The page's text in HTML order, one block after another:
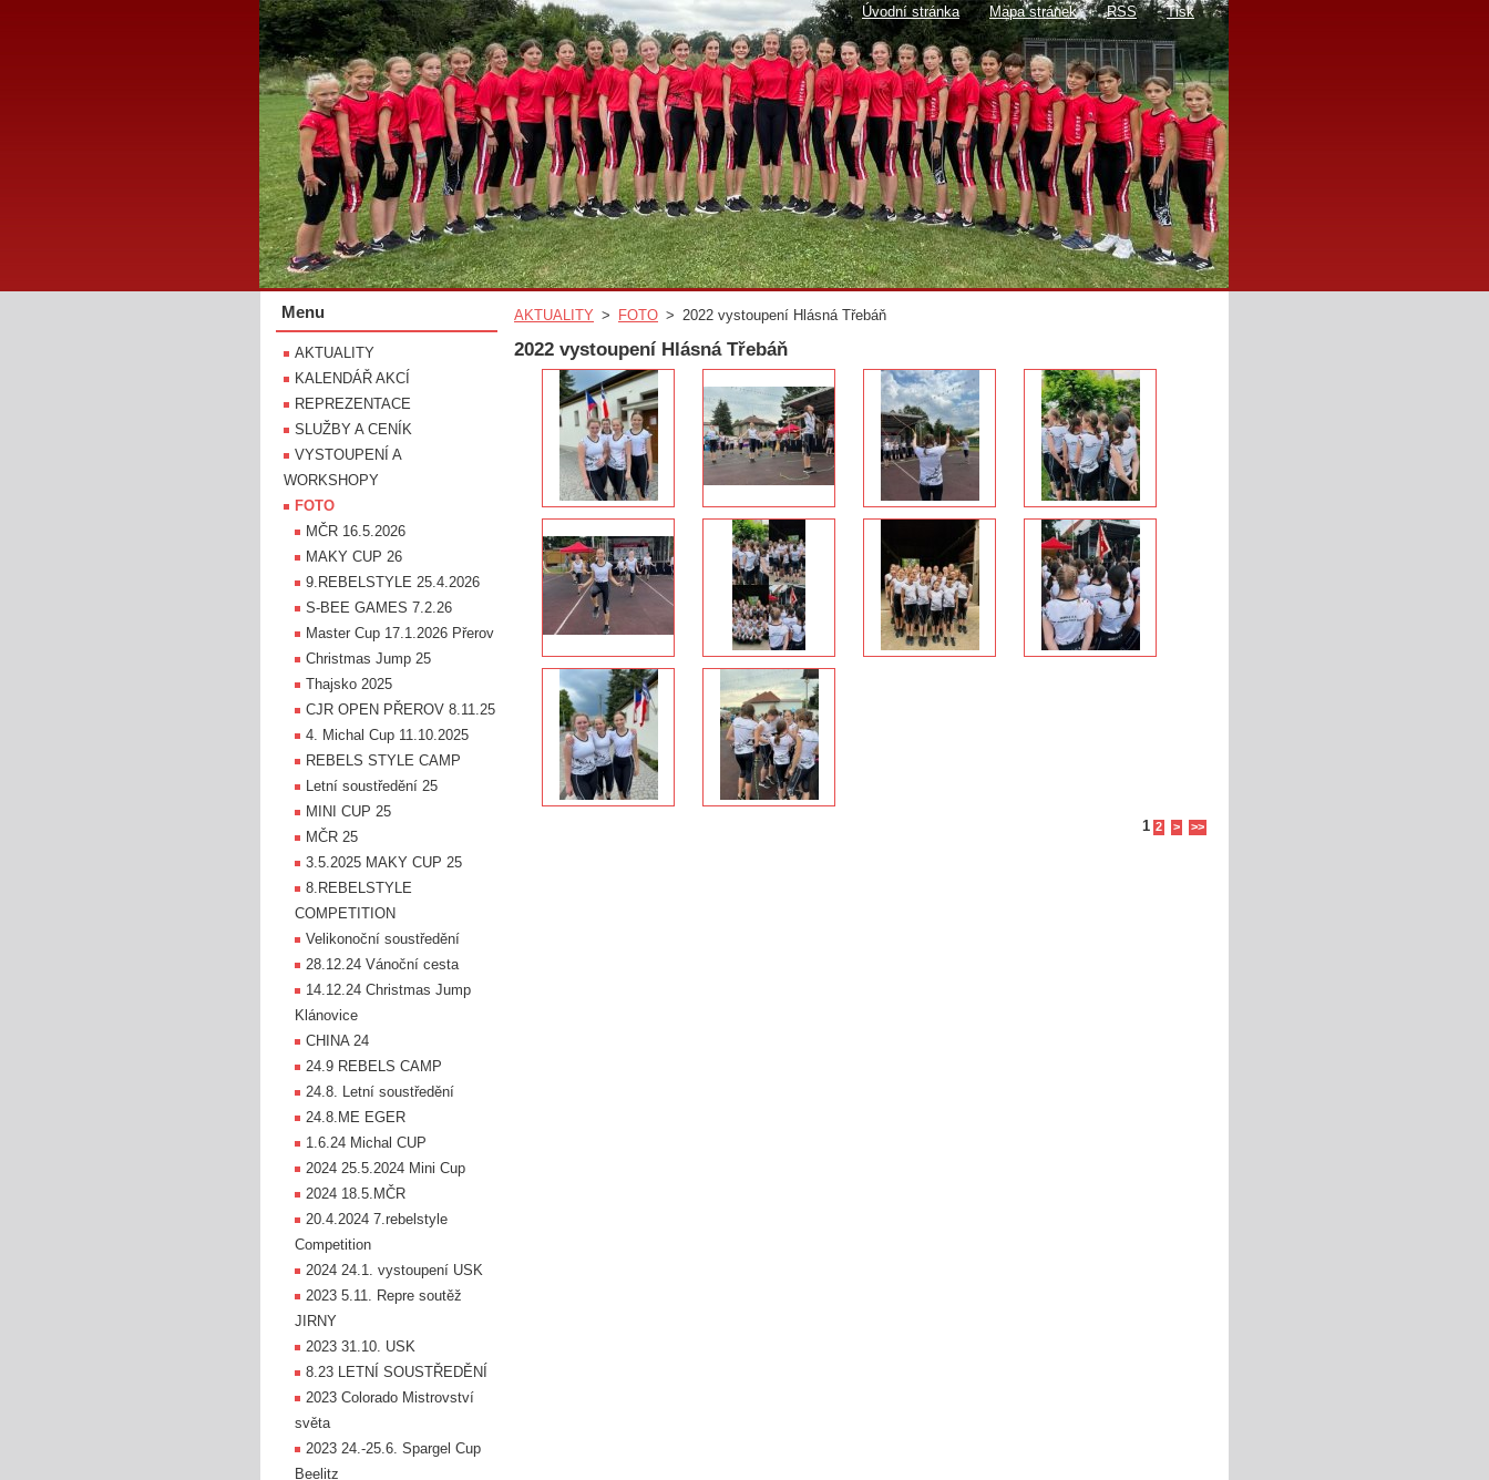
AKTUALITY > FOTO > 2022 vystoupení Hlásná Třebáň
2022 vystoupení Hlásná Třebáň
1 2 > >>
Menu
AKTUALITY
KALENDÁŘ AKCÍ
REPREZENTACE
SLUŽBY A CENÍK
VYSTOUPENÍ A
WORKSHOPY
FOTO
MČR 16.5.2026
MAKY CUP 26
9.REBELSTYLE 25.4.2026
S-BEE GAMES 7.2.26
Master Cup 17.1.2026 Přerov
Christmas Jump 25
Thajsko 2025
CJR OPEN PŘEROV 8.11.25
4. Michal Cup 11.10.2025
REBELS STYLE CAMP
Letní soustředění 25
MINI CUP 25
MČR 25
3.5.2025 MAKY CUP 25
8.REBELSTYLE
COMPETITION
Velikonoční soustředění
28.12.24 Vánoční cesta
14.12.24 Christmas Jump
Klánovice
CHINA 24
24.9 REBELS CAMP
24.8. Letní soustředění
24.8.ME EGER
1.6.24 Michal CUP
2024 25.5.2024 Mini Cup
2024 18.5.MČR
20.4.2024 7.rebelstyle
Competition
2024 24.1. vystoupení USK
2023 5.11. Repre soutěž
JIRNY
2023 31.10. USK
8.23 LETNÍ SOUSTŘEDĚNÍ
2023 Colorado Mistrovství
světa
2023 24.-25.6. Spargel Cup
Beelitz
Úvodní stránka Mapa stránek RSS Tisk